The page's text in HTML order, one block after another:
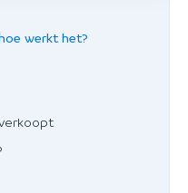
werkt het?